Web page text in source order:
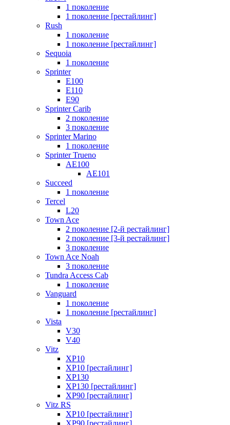
1 поколение
1 поколение [рестайлинг]
Rush
1 поколение
1 поколение [рестайлинг]
Sequoia
1 поколение
Sprinter
E100
E110
E90
Sprinter Carib
2 поколение
3 поколение
Sprinter Marino
1 поколение
Sprinter Trueno
AE100
AE101
Succeed
1 поколение
Tercel
L20
Town Ace
2 поколение [2-й рестайлинг]
2 поколение [3-й рестайлинг]
3 поколение
Town Ace Noah
3 поколение
Tundra Access Cab
1 поколение
Vanguard
1 поколение
1 поколение [рестайлинг]
Vista
V30
V40
Vitz
XP10
XP10 [рестайлинг]
XP130
XP130 [рестайлинг]
XP90 [рестайлинг]
Vitz RS
XP10 [рестайлинг]
XP90 [рестайлинг]